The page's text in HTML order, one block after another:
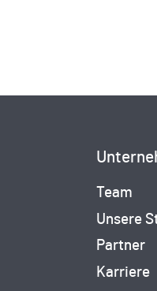
Team
Unsere
Partner
Karriere